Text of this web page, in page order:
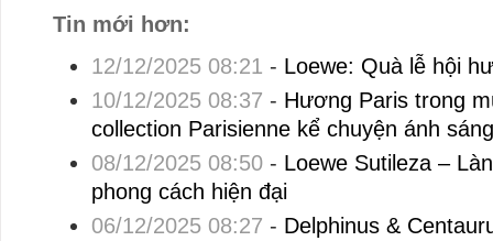
Tin mới hơn:
12/12/2025 08:21 - Loewe: Quà lễ hội
10/12/2025 08:37 - Hương Paris trong
collection Parisienne kể chuyện ánh sáng
08/12/2025 08:50- Loewe Sutileza –
phong cách hiện đại
06/12/2025 08:27 - Delphinus &